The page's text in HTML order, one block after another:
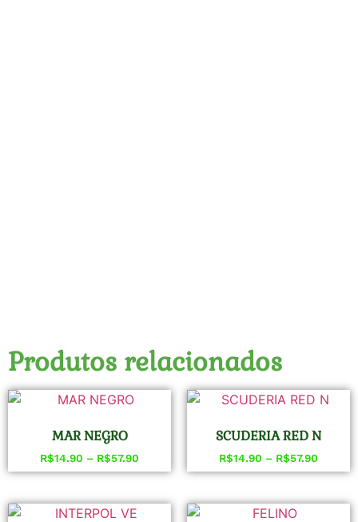
Produtos relacionados
MAR NEGRO
R$14.90 – R$57.90
SCUDERIA RED N
R$14.90 – R$57.90